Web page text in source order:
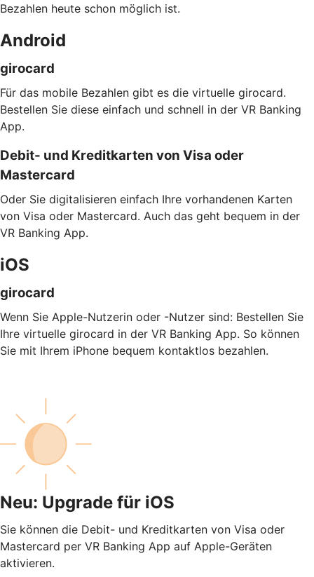
Bezahlen heute schon möglich ist.
Android
girocard
Für das mobile Bezahlen gibt es die virtuelle girocard.
Bestellen Sie diese einfach und schnell in der VR Banking
App.
Debit- und Kreditkarten von Visa oder
Mastercard
Oder Sie digitalisieren einfach Ihre vorhandenen Karten
von Visa oder Mastercard. Auch das geht bequem in der
VR Banking App.
iOS
girocard
Wenn Sie Apple-Nutzerin oder -Nutzer sind: Bestellen Sie
Ihre virtuelle girocard in der VR Banking App. So können
Sie mit Ihrem iPhone bequem kontaktlos bezahlen.
Neu: Upgrade für iOS
Sie können die Debit- und Kreditkarten von Visa oder
Mastercard per VR Banking App auf Apple-Geräten
aktivieren.